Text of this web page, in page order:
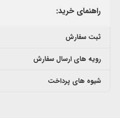
راهنمای خرید:
ثبت سفارش
رویه های ارسال سفارش
شیوه های پرداخت